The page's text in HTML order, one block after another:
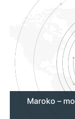
Maroko –